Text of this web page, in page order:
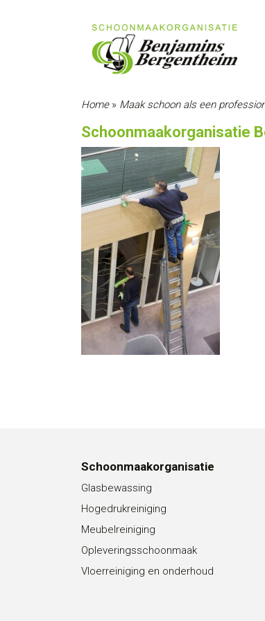
Home» Maak schoon als een
Schoonmaakorganisatie
Schoonmaakorganisatie
Glasbewassing
Hogedrukreiniging
Meubelreiniging
Opleveringsschoonmaak
Vloerreiniging en onderhoud